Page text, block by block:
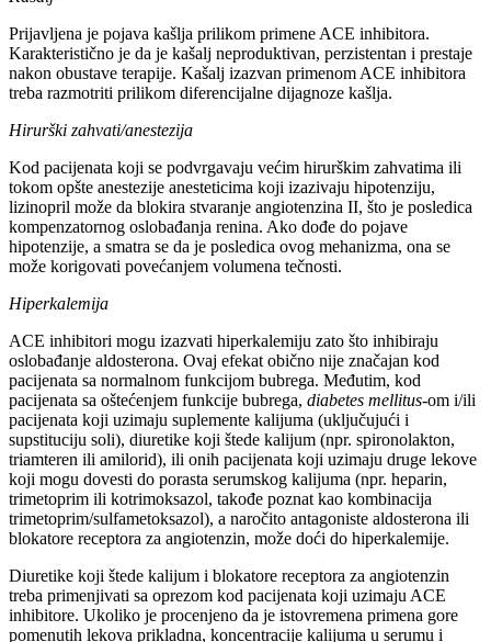
Prijavljena je pojava kašlja prilikom primene ACE inhibitora.
Karakteristično je da je kašalj neproduktivan, perzistentan i prestaje
nakon obustave terapije. Kašalj izazvan primenom ACE inhibitora
treba razmotriti prilikom diferencijalne dijagnoze kašlja.
Hirurški zahvati/anestezija
Kod pacijenata koji se podvrgavaju većim hirurškim zahvatima ili
tokom opšte anestezije anesteticima koji izazivaju hipotenziju,
lizinopril može da blokira stvaranje angiotenzina II, što je posledica
kompenzatornog oslobađanja renina. Ako dođe do pojave
hipotenzije, a smatra se da je posledica ovog mehanizma, ona se
može korigovati povećanjem volumena tečnosti.
Hiperkalemija
ACE inhibitori mogu izazvati hiperkalemiju zato što inhibiraju
oslobađanje aldosterona. Ovaj efekat obično nije značajan kod
pacijenata sa normalnom funkcijom bubrega. Međutim, kod
pacijenata sa oštećenjem funkcije bubrega, diabetes mellitus-om i/ili
pacijenata koji uzimaju suplemente kalijuma (uključujući i
supstituciju soli), diuretike koji štede kalijum (npr. spironolakton,
triamteren ili amilorid), ili onih pacijenata koji uzimaju druge lekove
koji mogu dovesti do porasta serumskog kalijuma (npr. heparin,
trimetoprim ili kotrimoksazol, takođe poznat kao kombinacija
trimetoprim/sulfametoksazol), a naročito antagoniste aldosterona ili
blokatore receptora za angiotenzin, može doći do hiperkalemije.
Diuretike koji štede kalijum i blokatore receptora za angiotenzin
treba primenjivati sa oprezom kod pacijenata koji uzimaju ACE
inhibitore. Ukoliko je procenjeno da je istovremena primena gore
pomenutih lekova prikladna, koncentracije kalijuma u serumu i